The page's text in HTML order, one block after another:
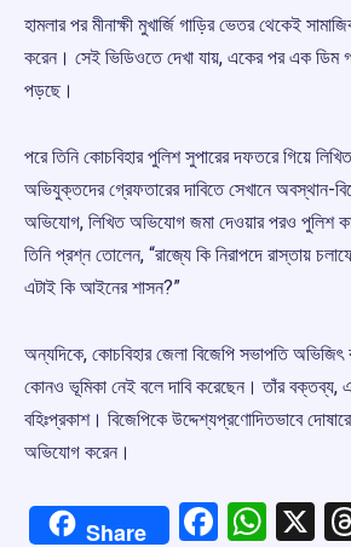
হামলার পর মীনাক্ষী মুখার্জি গাড়ির ভেতর থেকেই
করেন। সেই ভিডিওতে দেখা যায়, একের পর এক ডিম
পড়ছে।
পরে তিনি কোচবিহার পুলিশ সুপারের দফতরে গিয়ে
অভিযুক্তদের গ্রেফতারের দাবিতে সেখানে অবস্থান-
অভিযোগ, লিখিত অভিযোগ জমা দেওয়ার পরও পুলিশ
তিনি প্রশ্ন তোলেন, “রাজ্যে কি নিরাপদে রাস্তায়
এটাই কি আইনের শাসন?”
অন্যদিকে, কোচবিহার জেলা বিজেপি সভাপতি অভিজিৎ
কোনও ভূমিকা নেই বলে দাবি করেছেন। তাঁর বক্তব্য,
বহিঃপ্রকাশ। বিজেপিকে উদ্দেশ্যপ্রণোদিতভাবে
অভিযোগ করেন।
Share X